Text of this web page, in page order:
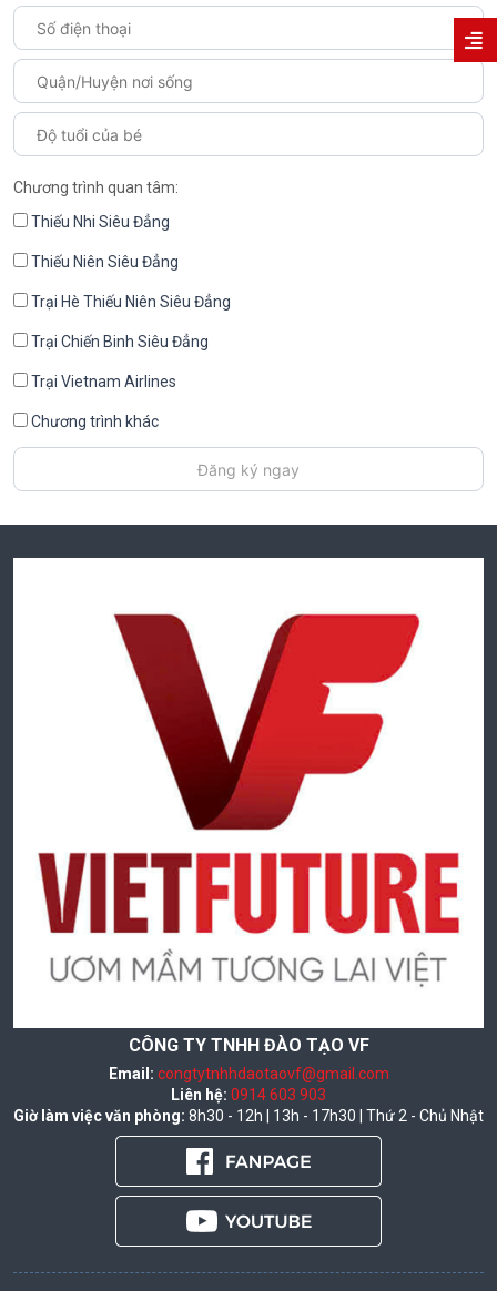
Chương trình quan tâm:
Thiếu Nhi Siêu Đẳng
Thiếu Niên Siêu Đẳng
Trại Hè Thiếu Niên Siêu Đẳng
Trại Chiến Binh Siêu Đẳng
Trại Vietnam Airlines
Chương trình khác
CÔNG TY TNHH ĐÀO TẠO VF
Email: congtytnhhdaotaovf@gmail.com
Liên hệ: 0914 603 903
Giờ làm việc văn phòng: 8h30 - 12h | 13h - 17h30 | Thứ 2 - Chủ Nhật